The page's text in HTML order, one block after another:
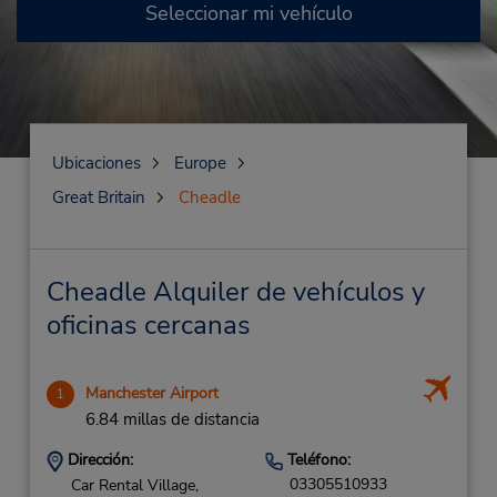
Seleccionar mi vehículo
Ubicaciones
Europe
Great Britain
Cheadle
Cheadle Alquiler de vehículos y
oficinas cercanas
1 Manchester Airport
6.84 millas de distancia
Dirección:
Car Rental Village,
Teléfono:
03305510933